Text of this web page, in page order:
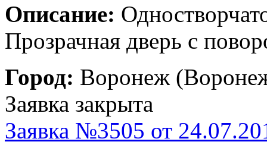
Описание:
Прозрачная дверь с
Город: Воронеж
Заявка закрыта
Заявка №3505 от